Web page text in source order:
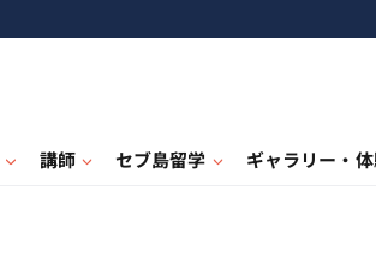
講師 セブ島留学 ギャラリー・